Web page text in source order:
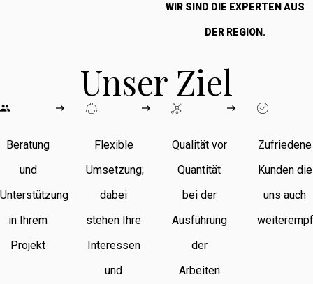
WIR SIND DIE EXPERTEN AUS
DER REGION.
Unser Ziel
Beratung
und
Unterstützung
in Ihrem
Projekt
Flexible
Umsetzung;
dabei
stehen Ihre
Interessen
und
Qualität vor
Quantität
bei der
Ausführung
der
Arbeiten
Zufriedene
Kunden die
uns auch